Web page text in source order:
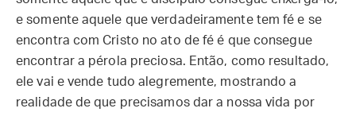
e somente aquele que verdadeiramente tem fé e se
encontra com Cristo no ato de fé é que consegue
encontrar a pérola preciosa. Então, como resultado,
ele vai e vende tudo alegremente, mostrando a
realidade de que precisamos dar a nossa vida por